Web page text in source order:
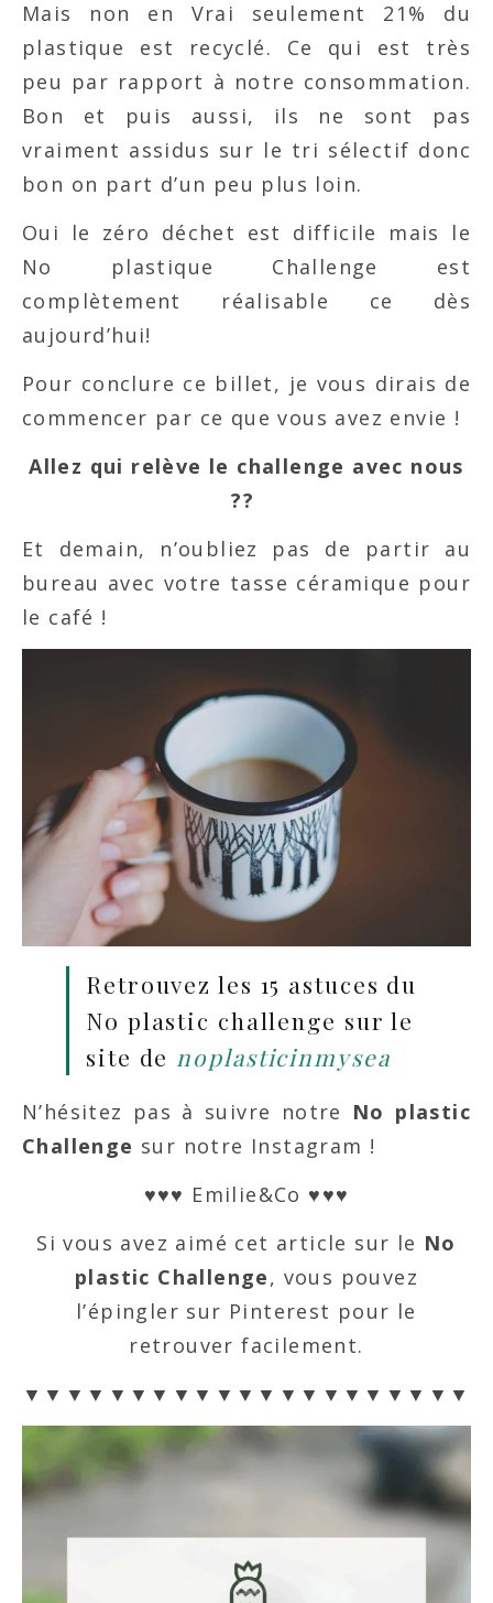
Mais non en Vrai seulement 21% du
plastique est recyclé. Ce qui est très
peu par rapport à notre consommation.
Bon et puis aussi, ils ne sont pas
vraiment assidus sur le tri sélectif donc
bon on part d’un peu plus loin.
Oui le zéro déchet est difficile mais le
No plastique Challenge est
complètement réalisable ce dès
aujourd’hui!
Pour conclure ce billet, je vous dirais de
commencer par ce que vous avez envie !
Allez qui relève le challenge avec nous
??
Et demain, n’oubliez pas de partir au
bureau avec votre tasse céramique pour
le café !
Retrouvez les 15 astuces du
No plastic challenge sur le
site de noplasticinmysea
N’hésitez pas à suivre notre No plastic
Challenge sur notre Instagram !
♥♥♥ Emilie&Co ♥♥♥
Si vous avez aimé cet article sur le No
plastic Challenge, vous pouvez
l’épingler sur Pinterest pour le
retrouver facilement.